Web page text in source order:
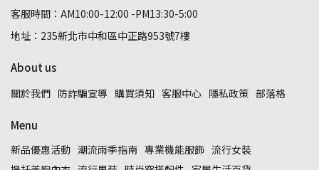
客服時間：AM10:00-12:00 -PM13:30-5:00
地址：235新北市中和區中正路953號7樓
About us
關於我們 防詐騙宣導 購買須知 客服中心 隱私政策 部落格
Menu
新品優惠活動 潮流雨季指南 專業機能服飾 流行女裝